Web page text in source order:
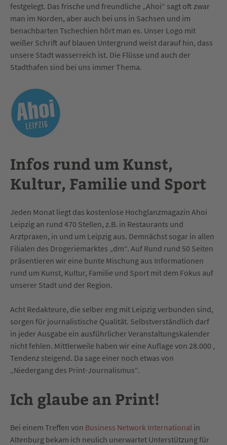
festgelegt. Das frische und freundliche „Ahoi“ sagt oft zwar
man im Norden, aber auch bei uns in Sachsen und im
benachbarten Tschechien hört man es. Unser Logo mit
weißer Schrift auf blauen Untergrund weist darauf hin, dass
unsere Stadt wasserreich ist. Die Flüsse und auch der
Stadthafen sind bei uns immer Thema.
Infos rund um Kunst,
Kultur, Familie und Sport
Jeden Monat liegt das kostenlose Hochglanzmagazin Ahoi
Leipzig an rund 470 Stellen, z.B. in Restaurants und
Arztpraxen, in und um Leipzig aus. Demnächst sogar in allen
Filialen des Drogeriemarktes „dm“. Auf Rund rund 50 Seiten
präsentieren wir eine bunte Mischung aus Informationen
rund um Kunst, Kultur, Familie und Sport mit dem Fokus auf
unserer Stadt und der Region.
Acht Redakteure, die selber eng mit Leipzig verbunden sind,
sorgen für journalistische Qualität. Selbstverständlich darf
in jeder Ausgabe ein ausführlicher Veranstaltungskalender
nicht fehlen. Mittlerweile haben wir eine Auflage von 28.000 ,
Tendenz steigend. Da sage einer noch etwas von
„Niedergang des Print-Journalismus“.
Ich glaube an Print!
Bei einem Treffen von Business Network International in
Altenburg bekam ich neulich unerwartet Unterstützung für